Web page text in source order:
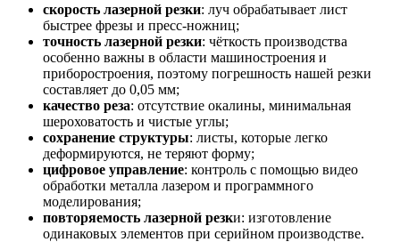
скорость лазерной резки: луч обрабатывает лист
быстрее фрезы и пресс-ножниц;
точность лазерной резки: чёткость производства
особенно важны в области машиностроения и
приборостроения, поэтому погрешность нашей резки
составляет до 0,05 мм;
качество реза: отсутствие окалины, минимальная
шероховатость и чистые углы;
сохранение структуры: листы, которые легко
деформируются, не теряют форму;
цифровое управление: контроль с помощью видео
обработки металла лазером и программного
моделирования;
повторяемость лазерной резки: изготовление
одинаковых элементов при серийном производстве.